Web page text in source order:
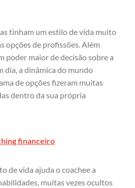
tinham um estilo de vida muito
opções de profissões. Além
poder maior de decisão sobre a
dia, a dinâmica do mundo
de opções fizeram muitas
dentro da sua própria
financeiro
de vida ajuda o coachee a
muitas vezes ocultos